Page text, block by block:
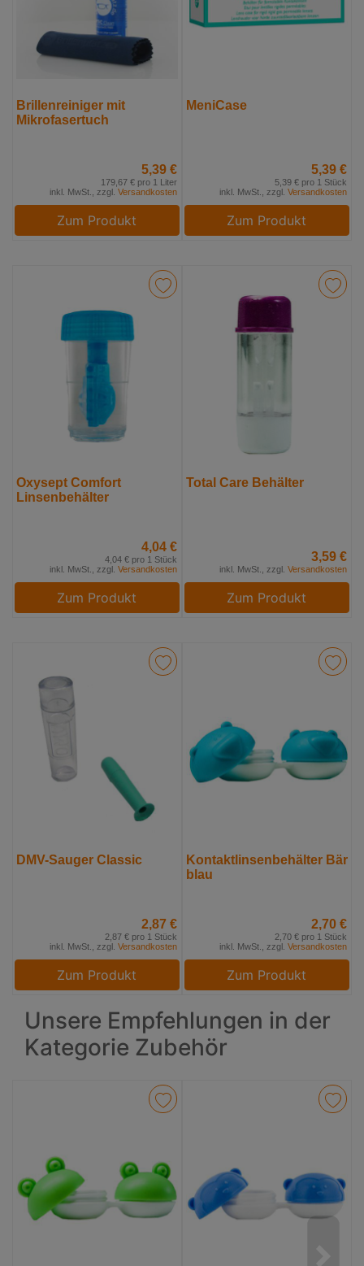
Brillenreiniger mit
Mikrofasertuch
5,39 €
179,67 € pro 1 Liter
inkl. MwSt., zzgl. Versandkosten
Zum Produkt
MeniCase
5,39 €
5,39 € pro 1 Stück
inkl. MwSt., zzgl. Versandkosten
Zum Produkt
Oxysept Comfort
Linsenbehälter
4,04 €
4,04 € pro 1 Stück
inkl. MwSt., zzgl. Versandkosten
Zum Produkt
Total Care Behälter
3,59 €
inkl. MwSt., zzgl. Versandkosten
Zum Produkt
DMV-Sauger Classic
2,87 €
2,87 € pro 1 Stück
inkl. MwSt., zzgl. Versandkosten
Zum Produkt
Kontaktlinsenbehälter Bär
blau
2,70 €
2,70 € pro 1 Stück
inkl. MwSt., zzgl. Versandkosten
Zum Produkt
Unsere Empfehlungen in der
Kategorie Zubehör